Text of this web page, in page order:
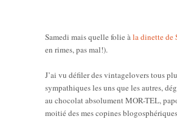
Samedi mais quelle folie àla dinette de
en rimes, pas mal!).
J’ai vu défiler des vintagelovers tous
sympathiques les uns que les autres,
au chocolat absolument MOR-TEL,
moitié des mes copines